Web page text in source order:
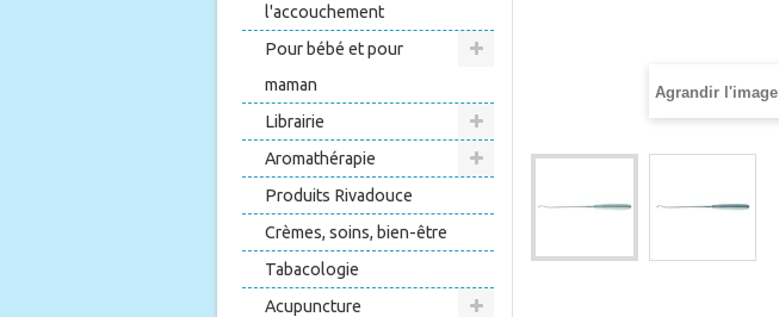
l'accouchement
Pour bébé et pour
maman
Librairie
Aromathérapie
Produits Rivadouce
Crèmes, soins, bien-être
Tabacologie
Acupuncture
Agrandir l'image